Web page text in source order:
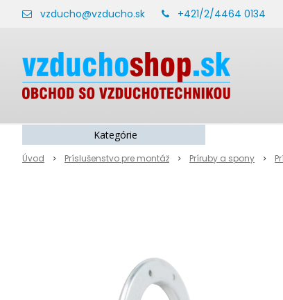
vzducho@vzducho.sk +421/2/4464 0134
Úvod Príslušenstvo pre montáž Príruby a spony
Kategórie